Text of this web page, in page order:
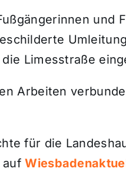
und
Limesstraße
Arbeiten
für die
auf